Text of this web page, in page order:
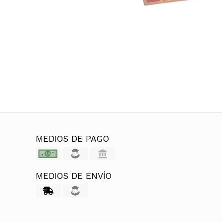
MEDIOS DE PAGO
MEDIOS DE ENVÍO